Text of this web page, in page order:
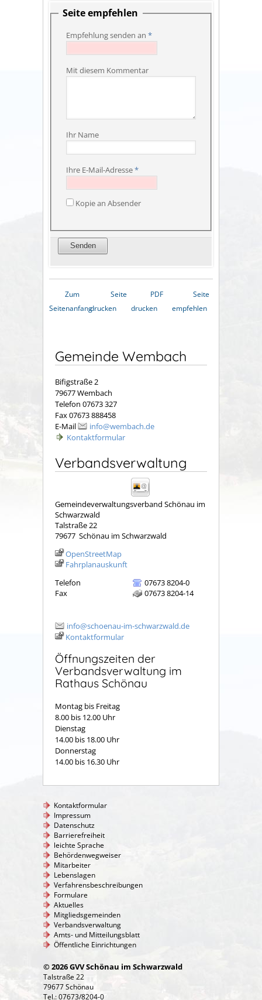
Seite empfehlen
Empfehlung senden an *
Mit diesem Kommentar
Ihr Name
Ihre E-Mail-Adresse*
Kopie an Absender
Zum
Seitenanfang
Seite
drucken
PDF
drucken
Seite
empfehlen
Gemeinde Wembach
Bifigstraße 2
79677 Wembach
Telefon 07673 327
Fax 07673 888458
E-Mail
info@wembach.de
Kontaktformular
Verbandsverwaltung
Gemeindeverwaltungsverband Schönau im
Schwarzwald
Talstraße 22
79677 Schönau im Schwarzwald
OpenStreetMap
Fahrplanauskunft
Telefon
07673 8204-0
Fax
07673 8204-14
info@schoenau-im-schwarzwald.de
Kontaktformular
Öffnungszeiten der
Verbandsverwaltung im
Rathaus Schönau
Montag bis Freitag
8.00 bis 12.00 Uhr
Dienstag
14.00 bis 18.00 Uhr
Donnerstag
14.00 bis 16.30 Uhr
Kontaktformular
Impressum
Datenschutz
Barrierefreiheit
leichte Sprache
Behördenwegweiser
Mitarbeiter
Lebenslagen
Verfahrensbeschreibungen
Formulare
Aktuelles
Mitgliedsgemeinden
Verbandsverwaltung
Amts- und Mitteilungsblatt
Öffentliche Einrichtungen
© 2026 GVV Schönau im Schwarzwald
Talstraße 22
79677 Schönau
Tel.: 07673/8204-0